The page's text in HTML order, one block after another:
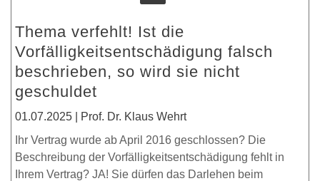
Thema verfehlt! Ist die
Vorfälligkeitsentschädigung falsch
beschrieben, so wird sie nicht
geschuldet
01.07.2025 | Prof. Dr. Klaus Wehrt
Ihr Vertrag wurde ab April 2016 geschlossen? Die
Beschreibung der Vorfälligkeitsentschädigung fehlt in
Ihrem Vertrag? JA! Sie dürfen das Darlehen beim